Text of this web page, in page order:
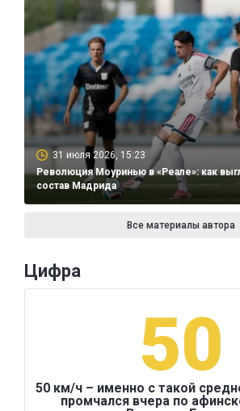
31 июля 2026, 15:23
Революция Моуринью в «Реале»: как
состав Мадрида
Все материалы автора
Цифра
50
50 км/ч – именно с такой
промчался вчера по